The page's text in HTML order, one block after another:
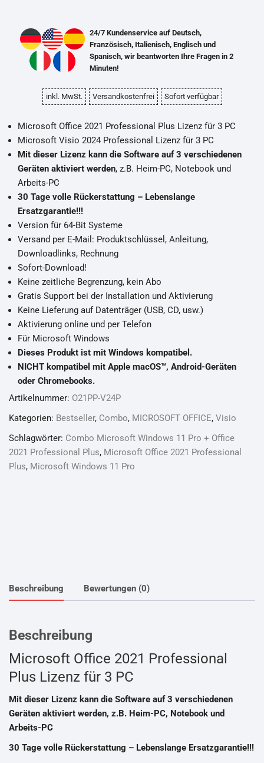
inkl. MwSt. Versandkostenfrei Sofort verfügbar
24/7 Kundenservice auf Deutsch,
Französisch, Italienisch, Englisch und
Spanisch, wir beantworten Ihre Fragen in 2
Minuten!
Microsoft Office 2021 Professional Plus Lizenz für 3 PC
Microsoft Visio 2024 Professional Lizenz für 3 PC
Mit dieser Lizenz kann die Software auf 3 verschiedenen
Geräten aktiviert werden, z.B. Heim-PC, Notebook und
Arbeits-PC
30 Tage volle Rückerstattung – Lebenslange
Ersatzgarantie!!!
Version für 64-Bit Systeme
Versand per E-Mail: Produktschlüssel, Anleitung,
Downloadlinks, Rechnung
Sofort-Download!
Keine zeitliche Begrenzung, kein Abo
Gratis Support bei der Installation und Aktivierung
Keine Lieferung auf Datenträger (USB, CD, usw.)
Aktivierung online und per Telefon
Für Microsoft Windows
Dieses Produkt ist mit Windows kompatibel.
NICHT kompatibel mit Apple macOS™️, Android-Geräten
oder Chromebooks.
Artikelnummer: O21PP-V24P
Kategorien: Bestseller, Combo, MICROSOFT OFFICE, Visio
Schlagwörter: Combo Microsoft Windows 11 Pro + Office
2021 Professional Plus, Microsoft Office 2021 Professional
Plus, Microsoft Windows 11 Pro
Beschreibung Bewertungen (0)
Beschreibung
Microsoft Office 2021 Professional
Plus Lizenz für 3 PC
Mit dieser Lizenz kann die Software auf 3 verschiedenen
Geräten aktiviert werden, z.B. Heim-PC, Notebook und
Arbeits-PC
30 Tage volle Rückerstattung – Lebenslange Ersatzgarantie!!!